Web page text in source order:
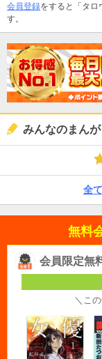
会員登録をすると「タロ
す。
みんなのまん
全
無料
会員限定無
＼こ